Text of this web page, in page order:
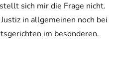
sich mir die Frage nicht.
in allgemeinen noch bei
im besonderen.